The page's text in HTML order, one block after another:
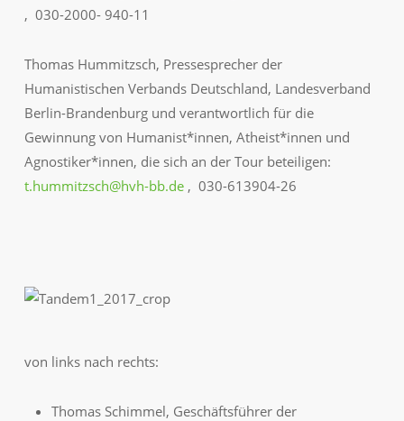
, 030-2000- 940-11
Thomas Hummitzsch, Pressesprecher der
Humanistischen Verbands Deutschland, Landesverband
Berlin-Brandenburg und verantwortlich für die
Gewinnung von Humanist*innen, Atheist*innen und
Agnostiker*innen, die sich an der Tour beteiligen:
t.hummitzsch@hvh-bb.de, 030-613904-26
von links nach rechts:
Thomas Schimmel, Geschäftsführer der